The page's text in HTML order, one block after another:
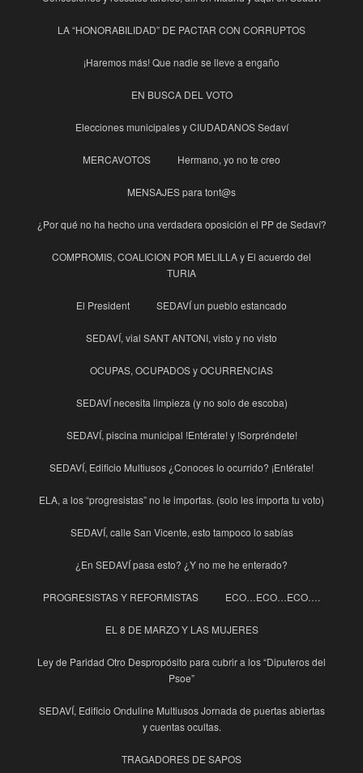
LA “HONORABILIDAD” DE PACTAR CON CORRUPTOS
¡Haremos más! Que nadie se lleve a engaño
EN BUSCA DEL VOTO
Elecciones municipales y CIUDADANOS Sedaví
MERCAVOTOS Hermano, yo no te creo
MENSAJES para tont@s
¿Por qué no ha hecho una verdadera oposición el PP de Sedaví?
COMPROMIS, COALICION POR MELILLA y El acuerdo del
TURIA
El President SEDAVÍ un pueblo estancado
SEDAVÍ, vial SANT ANTONI, visto y no visto
OCUPAS, OCUPADOS y OCURRENCIAS
SEDAVÍ necesita limpieza (y no solo de escoba)
SEDAVÍ, piscina municipal !Entérate! y !Sorpréndete!
SEDAVÍ, Edificio Multiusos ¿Conoces lo ocurrido? ¡Entérate!
ELA, a los “progresistas” no le importas. (solo les importa tu voto)
SEDAVÍ, calle San Vicente, esto tampoco lo sabías
¿En SEDAVÍ pasa esto? ¿Y no me he enterado?
PROGRESISTAS Y REFORMISTAS ECO…ECO…ECO….
EL 8 DE MARZO Y LAS MUJERES
Ley de Paridad Otro Despropósito para cubrir a los “Diputeros del
Psoe”
SEDAVÍ, Edificio Onduline Multiusos Jornada de puertas abiertas
y cuentas ocultas.
TRAGADORES DE SAPOS